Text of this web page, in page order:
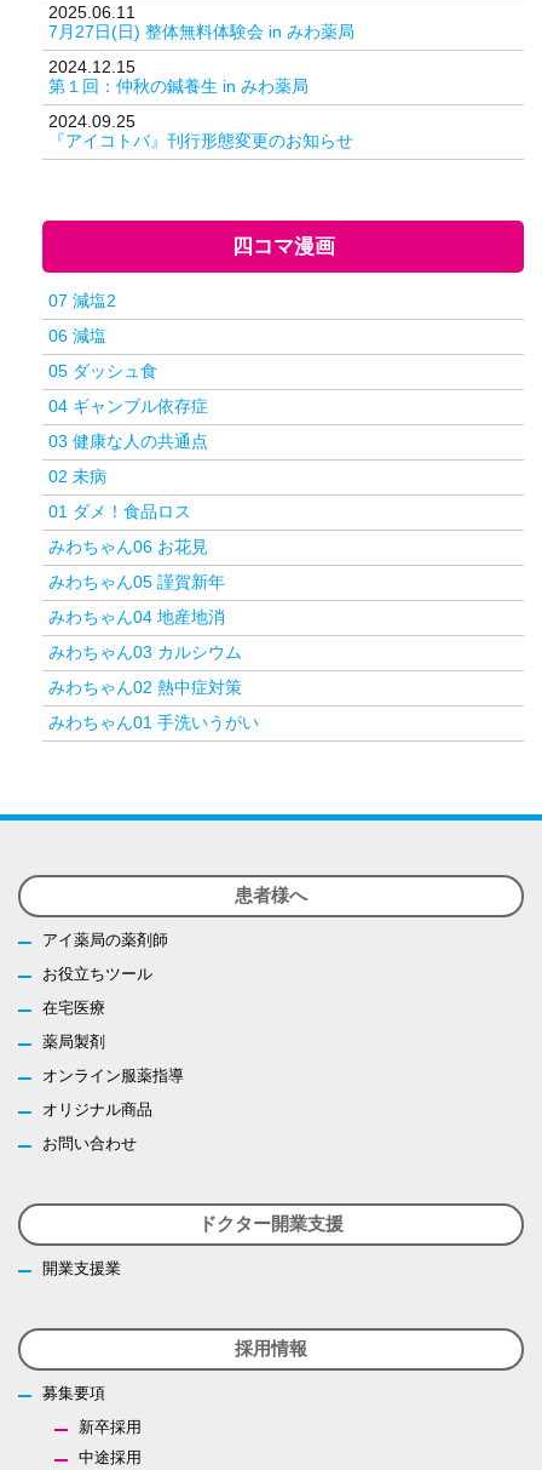
2025.06.11
7月27日(日) 整体無料体験会 in みわ薬局
2024.12.15
第１回：仲秋の鍼養生 in みわ薬局
2024.09.25
『アイコトバ』刊行形態変更のお知らせ
四コマ漫画
07 減塩2
06 減塩
05 ダッシュ食
04 ギャンブル依存症
03 健康な人の共通点
02 未病
01 ダメ！食品ロス
みわちゃん06 お花見
みわちゃん05 謹賀新年
みわちゃん04 地産地消
みわちゃん03 カルシウム
みわちゃん02 熱中症対策
みわちゃん01 手洗いうがい
患者様へ
アイ薬局の薬剤師
お役立ちツール
在宅医療
薬局製剤
オンライン服薬指導
オリジナル商品
お問い合わせ
ドクター開業支援
開業支援業
採用情報
募集要項
新卒採用
中途採用